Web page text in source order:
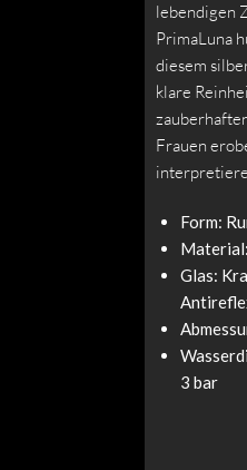
lebendigen
PrimaLuna
diesem
klare
Frauen
Form:
Glas:
3 bar